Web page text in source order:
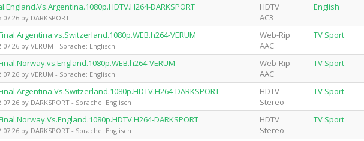
DARKSPORT
by DARKSPORT
HDTV
AC3
English
VERUM
by VERUM - Sprache: Englisch
Web-Rip
AAC
TV Sport
VERUM
by VERUM - Sprache: Englisch
Web-Rip
AAC
TV Sport
DARKSPORT
by DARKSPORT - Sprache: Englisch
HDTV
Stereo
TV Sport
DARKSPORT
by DARKSPORT - Sprache: Englisch
HDTV
Stereo
TV Sport